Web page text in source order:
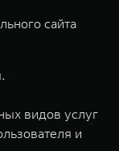
сайта
видов услуг
и